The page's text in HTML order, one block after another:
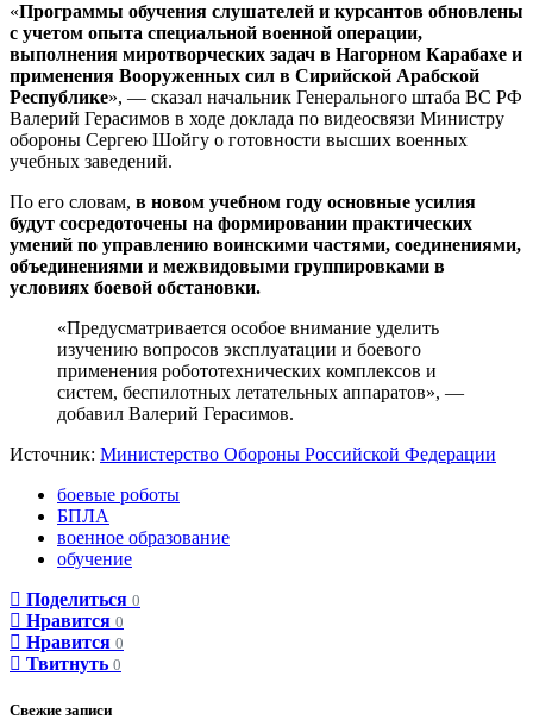
«Программы обучения слушателей и курсантов обновлены
с учетом опыта специальной военной операции,
выполнения миротворческих задач в Нагорном Карабахе и
применения Вооруженных сил в Сирийской Арабской
Республике», — сказал начальник Генерального штаба ВС РФ
Валерий Герасимов в ходе доклада по видеосвязи Министру
обороны Сергею Шойгу о готовности высших военных
учебных заведений.
По его словам, в новом учебном году основные усилия
будут сосредоточены на формировании практических
умений по управлению воинскими частями, соединениями,
объединениями и межвидовыми группировками в
условиях боевой обстановки.
«Предусматривается особое внимание уделить
изучению вопросов эксплуатации и боевого
применения робототехнических комплексов и
систем, беспилотных летательных аппаратов», —
добавил Валерий Герасимов.
Источник: Министерство Обороны Российской Федерации
боевые роботы
БПЛА
военное образование
обучение
Поделиться 0
Нравится 0
Нравится 0
Твитнуть 0
Свежие записи